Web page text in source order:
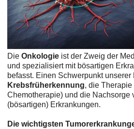
Die Onkologie ist der Zweig der
und spezialisiert mit bösartigen
befasst. Einen Schwerpunkt
Krebsfrüherkennung, die
Chemotherapie) und die Nachsorge
(bösartigen) Erkrankungen.
Die wichtigsten